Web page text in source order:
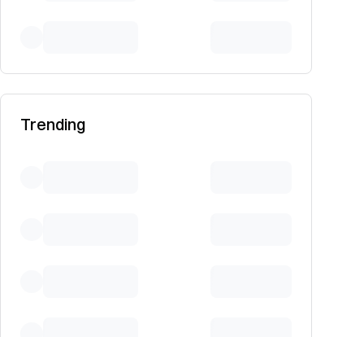
Trending